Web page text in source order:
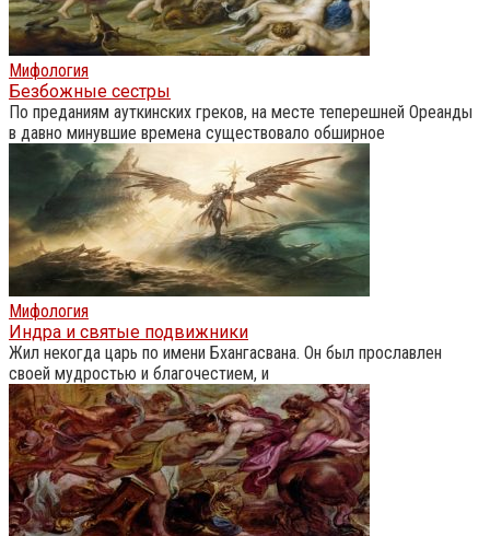
Мифология
Безбожные сестры
По преданиям ауткинских греков, на месте теперешней Ореанды
в давно минувшие времена существовало обширное
Мифология
Индра и святые подвижники
Жил некогда царь по имени Бхангасвана. Он был прославлен
своей мудростью и благочестием, и